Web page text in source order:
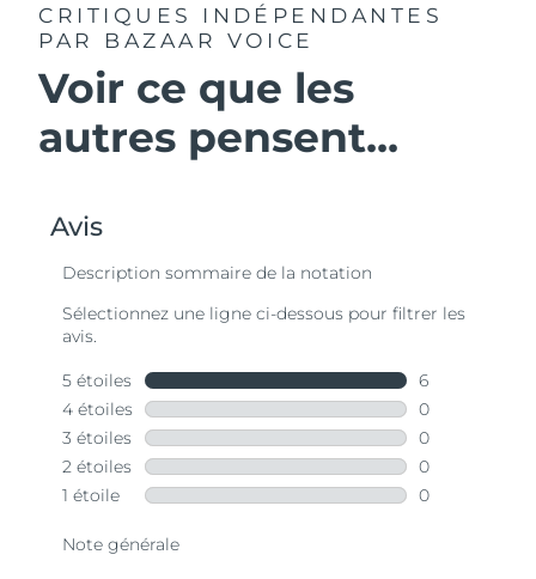
CRITIQUES INDÉPENDANTES
PAR BAZAAR VOICE
Voir ce que les
autres pensent...